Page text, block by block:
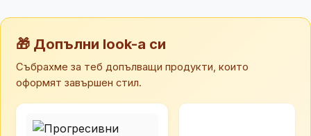
🎁 Допълни look-а си
Събрахме за теб допълващи продукти, които
оформят завършен стил.